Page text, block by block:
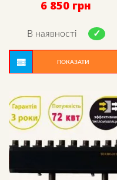
6 850 грн
В наявності
ПОКАЗАТИ